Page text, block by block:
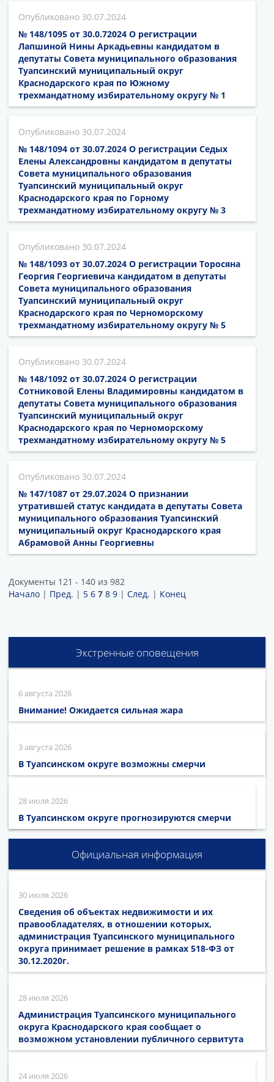
30.07.2024
№ 148/1095 от 30.0.72024 О регистрации
Лапшиной Нины Аркадьевны кандидатом в
депутаты Совета муниципального образования
Туапсинский муниципальный округ
Краснодарского края по Южному
трехмандатному избирательному округу № 1
30.07.2024
№ 148/1094 от 30.07.2024 О регистрации Седых
Елены Александровны кандидатом в депутаты
Совета муниципального образования
Туапсинский муниципальный округ
Краснодарского края по Горному
трехмандатному избирательному округу № 3
30.07.2024
№ 148/1093 от 30.07.2024 О регистрации Торосяна
Георгия Георгиевича кандидатом в депутаты
Совета муниципального образования
Туапсинский муниципальный округ
Краснодарского края по Черноморскому
трехмандатному избирательному округу № 5
30.07.2024
№ 148/1092 от 30.07.2024 О регистрации
Сотниковой Елены Владимировны кандидатом в
депутаты Совета муниципального образования
Туапсинский муниципальный округ
Краснодарского края по Черноморскому
трехмандатному избирательному округу № 5
30.07.2024
№ 147/1087 от 29.07.2024 О признании
утратившей статус кандидата в депутаты Совета
муниципального образования Туапсинский
муниципальный округ Краснодарского края
Абрамовой Анны Георгиевны
Документы 121 - 140 из 982
Начало | Пред. | 5 6 7 8 9 | След. | Конец
Экстренные оповещения
6 августа 2026
Внимание! Ожидается сильная жара
3 августа 2026
В Туапсинском округе возможны смерчи
28 июля 2026
В Туапсинском округе прогнозируются смерчи
Официальная информация
30 июля 2026
Сведения об объектах недвижимости и их
правообладателях, в отношении которых,
администрация Туапсинского муниципального
округа принимает решение в рамках 518-ФЗ от
30.12.2020г.
28 июля 2026
Администрация Туапсинского муниципального
округа Краснодарского края сообщает о
возможном установлении публичного сервитута
24 июля 2026